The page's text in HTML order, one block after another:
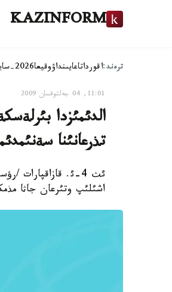
KAZINFORM
ترەند:اقورداتاعايىنداۋوقيعا2026-سايلاۋ
11:01, 04 جەلتوقسان 2009
الدئمئزدا
تذرعانئنا
ئث 4-ئ. قازاقپارات
اشئلئپ وتئرعان جاثا